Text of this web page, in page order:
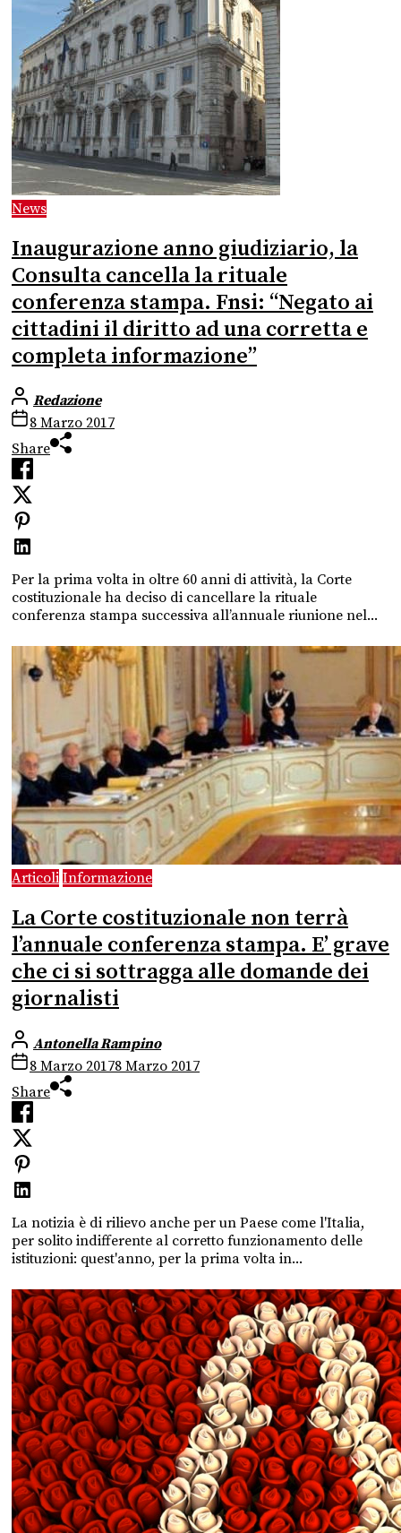
News
Inaugurazione anno giudiziario, la
Consulta cancella la rituale
conferenza stampa. Fnsi: “Negato ai
cittadini il diritto ad una corretta e
completa informazione”
Redazione
8 Marzo 2017
Share
Per la prima volta in oltre 60 anni di attività, la Corte
costituzionale ha deciso di cancellare la rituale
conferenza stampa successiva all’annuale riunione nel...
Articoli Informazione
La Corte costituzionale non terrà
l’annuale conferenza stampa. E’ grave
che ci si sottragga alle domande dei
giornalisti
Antonella Rampino
8 Marzo 20178 Marzo 2017
Share
La notizia è di rilievo anche per un Paese come l'Italia,
per solito indifferente al corretto funzionamento delle
istituzioni: quest'anno, per la prima volta in...